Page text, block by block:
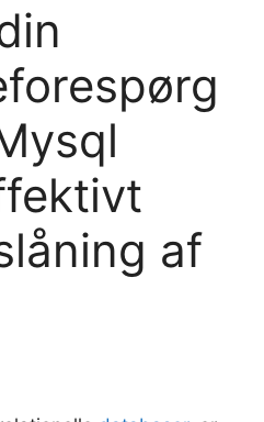
af